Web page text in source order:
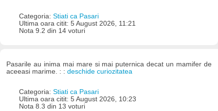
Categoria: Stiati ca Pasari
Ultima oara citit: 5 August 2026, 11:21
Nota 9.2 din 14 voturi
Pasarile au inima mai mare si mai puternica decat un mamifer de
aceeasi marime. : :deschide curiozitatea
Categoria: Stiati ca Pasari
Ultima oara citit: 5 August 2026, 10:23
Nota 8.3 din 13 voturi